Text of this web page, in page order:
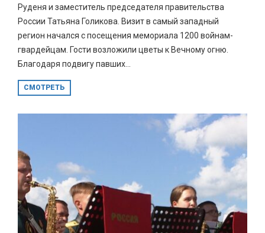
Руденя и заместитель председателя правительства
России Татьяна Голикова. Визит в самый западный
регион начался с посещения мемориала 1200 войнам-
гвардейцам. Гости возложили цветы к Вечному огню.
Благодаря подвигу павших...
СМОТРЕТЬ